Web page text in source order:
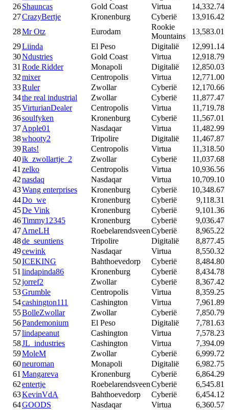
26Shauncas Gold Coast Virtua
14,332.74
27CrazyBertje Kronenburg Cyberië
13,916.42
28Mr Otz Eurodam
Rookie
Mountains
13,583.01
29Liinda El Peso Digitalië
12,991.14
30Ndustries Gold Coast Virtua
12,918.79
31 Rode Ridder Monapoli Digitalië
12,850.03
32mixer Centropolis Virtua
12,771.00
33Ruler Zwollar Cyberië
12,170.66
34the real industrial Zwollar Cyberië
11,877.47
35VirturianDealer Centropolis Virtua
11,719.78
36soulfyken Kronenburg Cyberië
11,567.01
37Apple01 Nasdaqar Virtua
11,482.99
38whooty2 Tripolire Digitalië
11,467.87
39Rats! Centropolis Virtua
11,318.50
40ik_zwollartje_2 Zwollar Cyberië
11,037.68
41 zelko Centropolis Virtua
10,936.56
42nasdaq Nasdaqar Virtua
10,709.10
43Wang enterprises Kronenburg Cyberië
10,348.67
44Do_we Kronenburg Cyberië
9,118.31
45De Vink Kronenburg Cyberië
9,101.36
46Timmy12345 Kronenburg Cyberië
9,036.47
47ArneLH RoebelarendsveenCyberië
8,965.22
48de_seuntiens Tripolire Digitalië
8,877.45
49cewink Nasdaqar Virtua
8,550.32
50ICEKING Bahthoevedorp Cyberië
8,484.80
51 lindapinda86 Kronenburg Cyberië
8,434.78
52jorref2 Zwollar Cyberië
8,367.42
53Grumble Centropolis Virtua
8,359.25
54cashington111 Cashington Virtua
7,961.89
55BolleZwollar Zwollar Cyberië
7,850.79
56Pandemonium El Peso Digitalië
7,781.63
57lindapeanut Cashington Virtua
7,578.23
58JL_industries Cashington Virtua
7,394.09
59MoleM Zwollar Cyberië
6,999.72
60neuroman Monapoli Digitalië
6,982.75
61 Mangareva Kronenburg Cyberië
6,864.29
62entertje RoebelarendsveenCyberië
6,545.81
63KevinVdA Bahthoevedorp Cyberië
6,454.12
64GOODS Nasdaqar Virtua 6,360.57